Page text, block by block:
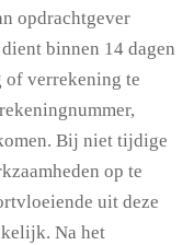
opdrachtgever
binnen 14 dagen
of verrekening te
Bij niet tijdige
op te
uit deze
Na het